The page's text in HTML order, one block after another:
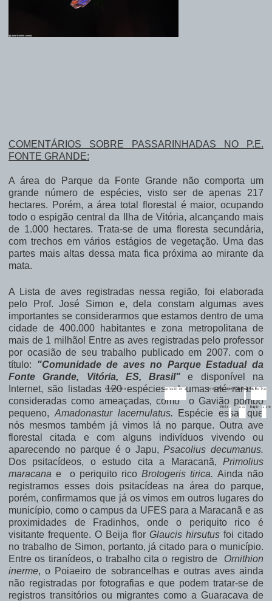
COMENTÁRIOS SOBRE PASSARINHADAS NO P.E.
FONTE GRANDE:
A área do Parque da Fonte Grande não comporta um
grande número de espécies, visto ser de apenas 217
hectares. Porém, a área total florestal é maior, ocupando
todo o espigão central da Ilha de Vitória, alcançando mais
de 1.000 hectares. Trata-se de uma floresta secundária,
com trechos em vários estágios de vegetação. Uma das
partes mais altas dessa mata fica próxima ao mirante da
mata.
A Lista de aves registradas nessa região, foi elaborada
pelo Prof. José Simon e, dela constam algumas aves
importantes se considerarmos que estamos dentro de uma
cidade de 400.000 habitantes e zona metropolitana de
mais de 1 milhão! Entre as aves registradas pelo professor
por ocasião de seu trabalho publicado em 2007. com o
título: "Comunidade de aves no Parque Estadual da
Fonte Grande, Vitória, ES, Brasil"e disponível na
Internet,são listadas 120 espécies, algumas até raras e
consideradas como ameaçadas, como o Gavião pombo
pequeno, Amadonastur lacernulatus. Espécie essa, que
nós mesmos também já vimos lá no parque. Outra ave
florestal citada e com alguns indivíduos vivendo ou
aparecendo no parque é o Japu,Psacolius decumanus.
Dos psitacídeos, o estudo cita a Maracanã, Primolius
maracana e o periquito rico Brotogeris tirica. Ainda não
registramos esses dois psitacídeas na área do parque,
porém, confirmamos que já os vimos em outros lugares do
município, como o campus da UFES para a Maracanã e as
proximidades de Fradinhos, onde o periquito rico é
visitante frequente. O Beija flor Glaucis hirsutusfoi citado
no trabalho de Simon, portanto, já citado para o município.
Entre os tiranídeos, o trabalho cita o registro de Ornithion
inerme, o Poiaeiro de sobrancelhas e outras aves ainda
não registradas por fotografias e que podem tratar-se de
registros transitórios ou migrantes como a Guaracava de
unidade de a
unidade de a unidade de a
unidade de a unidade de a v
v v
v v es no Par
es no Par es no Par
es no Par es no Par
que Estadual da F
que Estadual da F
V
V V
V V itór
itór itór
itór itór ia,
ia, ia,
ia, ia,
Espír
Espír ito
ito